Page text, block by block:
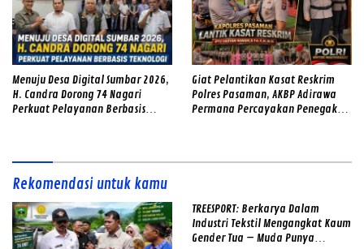
Menuju Desa Digital Sumbar 2026,
H. Candra Dorong 74 Nagari
Perkuat Pelayanan Berbasis
Giat Pelantikan Kasat Reskrim
Polres Pasaman, AKBP Adirawa
Permana Percayakan Penegakan
Rekomendasi untuk kamu
TREESPORT: Berkarya Dalam
Industri Tekstil Mengangkat Kaum
Gender Tua – Muda Punya